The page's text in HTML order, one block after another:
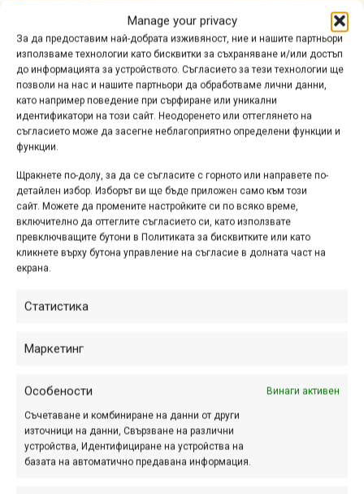
Manage your privacy
За да предоставим най-добрата изживяност, ние и нашите партньори
използваме технологии като бисквитки за съхраняване и/или достъп
до информацията за устройството. Съгласието за тези технологии ще
позволи на нас и нашите партньори да обработваме лични данни,
като например поведение при сърфиране или уникални
идентификатори на този сайт. Неодоренето или оттеглянето на
съгласието може да засегне неблагоприятно определени функции и
функции.
Щракнете по-долу, за да се съгласите с горното или направете по-
детайлен избор. Изборът ви ще бъде приложен само към този
сайт. Можете да промените настройките си по всяко време,
включително да оттеглите съгласието си, като използвате
превключващите бутони в Политиката за бисквитките или като
кликнете върху бутона управление на съгласие в долната част на
екрана.
Статистика
Маркетинг
Особености Винаги активен
Съчетаване и комбиниране на данни от други
източници на данни, Свързване на различни
устройства, Идентифициране на устройства на
базата на автоматично предавана информация.
Етикети:Lapierre
Предишна Следваща